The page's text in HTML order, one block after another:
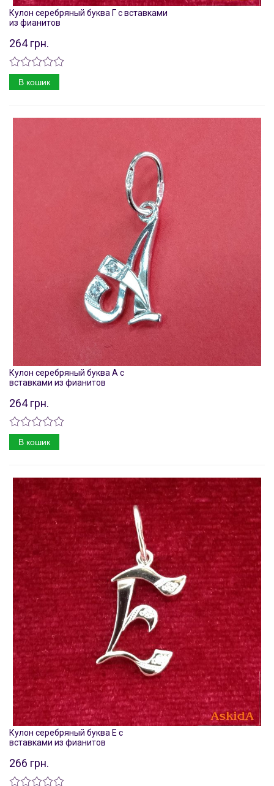
Кулон серебряный буква Г с вставками
из фианитов
264 грн.
В кошик
Кулон серебряный буква А с
вставками из фианитов
264 грн.
В кошик
Кулон серебряный буква Е с
вставками из фианитов
266 грн.